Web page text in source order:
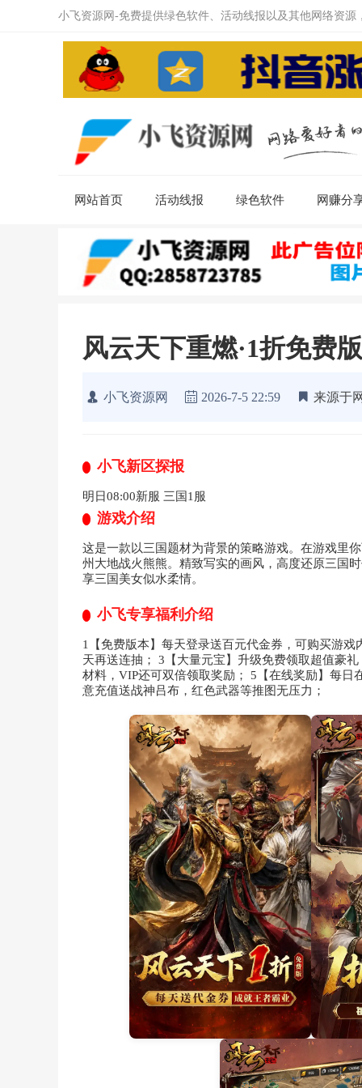
小飞资源网-免费提供绿色软件、活动线报以及其他网络资
网站首页 活动线报 绿色软件 网赚分
风云天下重燃·1折免费
小飞资源网 2026-7-5 22:59 来源于
小飞新区探报
明日08:00新服 三国1服
游戏介绍
这是一款以三国题材为背景的策略游戏。在游戏里
州大地战火熊熊。精致写实的画风，高度还原三国
享三国美女似水柔情。
小飞专享福利介绍
1【免费版本】每天登录送百元代金券，可购买游
天再送连抽； 3【大量元宝】升级免费领取超值豪
材料，VIP还可双倍领取奖励； 5【在线奖励】每
意充值送战神吕布，红色武器等推图无压力；